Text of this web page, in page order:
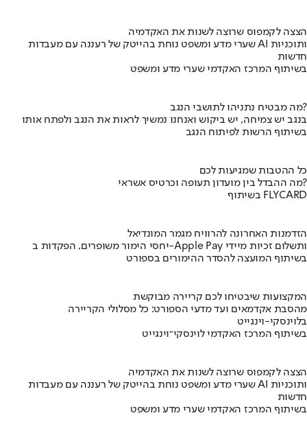
הצצה לקמפוס שרוצה לשנות את האקדמיה
שערי מדע ומשפט נוחת בהייטק של רעננה עם מעבדות AI ותוכניות
חדשות
בשיתוף המרכז האקדמי שערי מדע ומשפט
מה מבטיח נתניהו לתושבי הנגב?
בנגב יש צמיחה, יש ביקוש ואנחנו נמשיך לראות את הנגב ולפתח אותו
בשיתוף הרשות לפיתוח הנגב
כל ההטבות שמגיעות לכם
מה ההבדל בין מועדון תעופה וכרטיס אשראי?
בשיתוף FLYCARD
הזדמנות האחרונה להרוויח מגמר המונדיאל
יחסי הימור משופרים, הפקדות ב-Apple Pay ותשלום זכיות מיידי
בשיתוף המועצה להסדר ההימורים בספורט
המקצועות שיבטיחו לכם קריירה מבוקשת
מהסבת אקדמאים ועד מדעי הספורט: כל מסלולי הקריירה
בלוינסקי-וינגייט
בשיתוף המרכז האקדמי לוינסקי־וינגייט
הצצה לקמפוס שרוצה לשנות את האקדמיה
שערי מדע ומשפט נוחת בהייטק של רעננה עם מעבדות AI ותוכניות
חדשות
בשיתוף המרכז האקדמי שערי מדע ומשפט